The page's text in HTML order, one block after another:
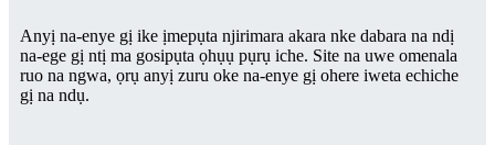
Anyị na-enye gị ike ịmepụta njirimara akara nke dabara na ndị
na-ege gị ntị ma gosipụta ọhụụ pụrụ iche. Site na uwe omenala
ruo na ngwa, ọrụ anyị zuru oke na-enye gị ohere iweta echiche
gị na ndụ.